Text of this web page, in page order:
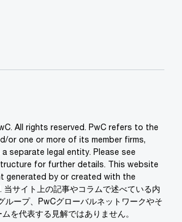
All rights reserved. PwC refers to the
or one or more of its member firms,
separate legal entity. Please see
for further details. This website
generated by or created with the
サイト上の記事やコラムで述べている内
ループ、PwCグローバルネットワークやそ
を代表する見解ではありません。